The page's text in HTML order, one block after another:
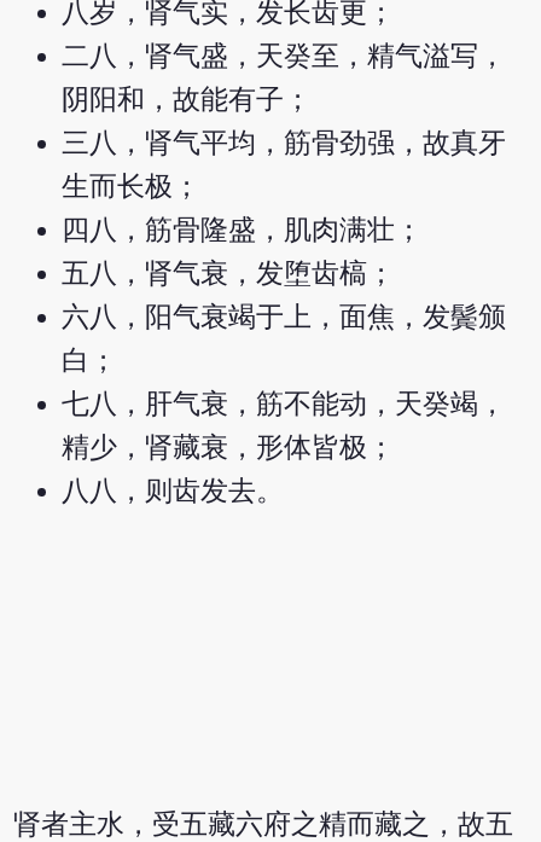
八岁，肾气实，发长齿更；
二八，肾气盛，天癸至，精气溢写，
阴阳和，故能有子；
三八，肾气平均，筋骨劲强，故真牙
生而长极；
四八，筋骨隆盛，肌肉满壮；
五八，肾气衰，发堕齿槁；
六八，阳气衰竭于上，面焦，发鬓颁
白；
七八，肝气衰，筋不能动，天癸竭，
精少，肾藏衰，形体皆极；
八八，则齿发去。
肾者主水，受五藏六府之精而藏之，故五